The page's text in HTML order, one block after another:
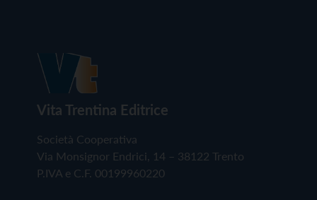
Vita Trentina Editrice
Società Cooperativa
Via Monsignor Endrici, 14 – 38122 Trento
P.IVA e C.F. 00199960220